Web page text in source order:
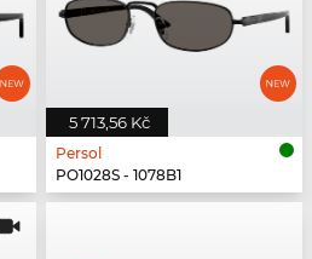
5 713,56 Kč
Persol
PO1028S - 1078B1